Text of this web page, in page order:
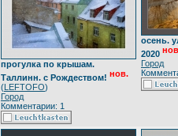
прогулка по крышам.
Таллинн. с Рождеством! нов.
(LEFTOFO)
Город
Комментарии: 1
осень.
2020
Город